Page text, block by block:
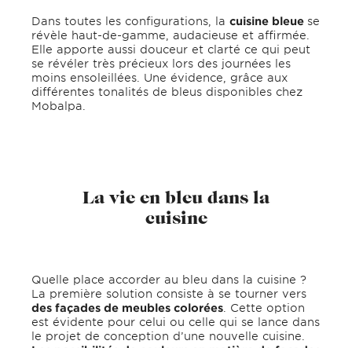
Dans toutes les configurations, la cuisine bleue se
révèle haut-de-gamme, audacieuse et affirmée.
Elle apporte aussi douceur et clarté ce qui peut
se révéler très précieux lors des journées les
moins ensoleillées. Une évidence, grâce aux
différentes tonalités de bleus disponibles chez
Mobalpa.
La vie en bleu dans la
cuisine
Quelle place accorder au bleu dans la cuisine ?
La première solution consiste à se tourner vers
des façades de meubles colorées . Cette option
est évidente pour celui ou celle qui se lance dans
le projet de conception d’une nouvelle cuisine.